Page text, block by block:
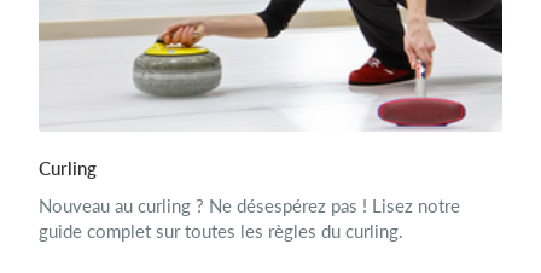
Curling
Nouveau au curling ? Ne désespérez pas ! Lisez notre
guide complet sur toutes les règles du curling.